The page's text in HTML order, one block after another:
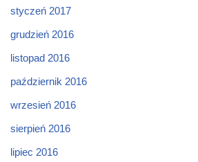
styczeń 2017
grudzień 2016
listopad 2016
październik 2016
wrzesień 2016
sierpień 2016
lipiec 2016